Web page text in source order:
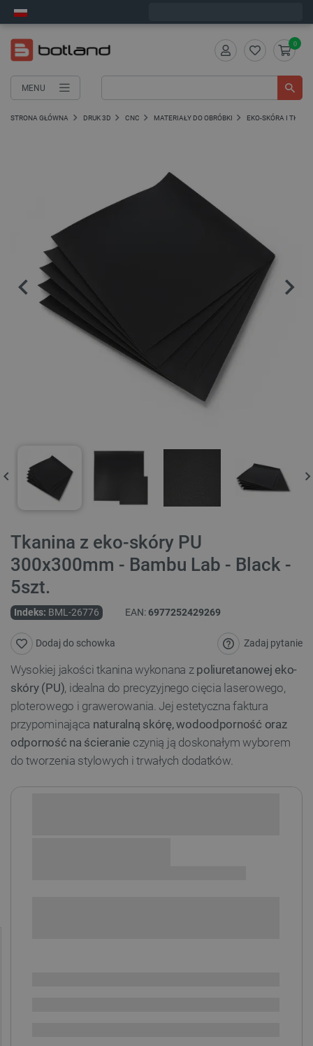
MENU
0
STRONA GŁÓWNA DRUK 3D CNC MATERIAŁY DO OBRÓBKI EKO-SKÓRA I
Tkanina z eko-skóry PU
300x300mm - Bambu Lab - Black -
5szt.
Indeks: BML-26776 EAN:6977252429269
Zadaj pytanie
Dodaj do schowka
Wysokiej jakości tkanina wykonana z poliuretanowej eko-
skóry (PU), idealna do precyzyjnego cięcia laserowego,
ploterowego i grawerowania. Jej estetyczna faktura
przypominająca naturalną skórę, wodoodporność oraz
odporność na ścieranie czynią ją doskonałym wyborem
do tworzenia stylowych i trwałych dodatków.